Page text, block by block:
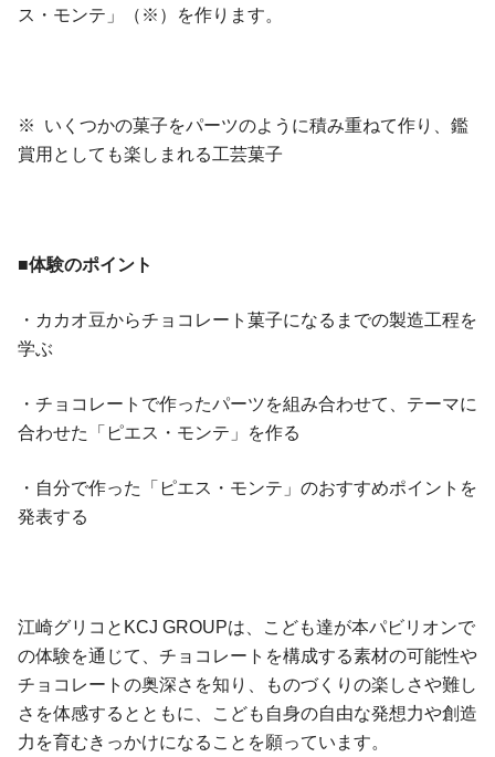
ス・モンテ」（※）を作ります。
※ いくつかの菓子をパーツのように積み重ねて作り、鑑
賞用としても楽しまれる工芸菓子
■体験のポイント
・カカオ豆からチョコレート菓子になるまでの製造工程を
学ぶ
・チョコレートで作ったパーツを組み合わせて、テーマに
合わせた「ピエス・モンテ」を作る
・自分で作った「ピエス・モンテ」のおすすめポイントを
発表する
江崎グリコとKCJ GROUPは、こども達が本パビリオンで
の体験を通じて、チョコレートを構成する素材の可能性や
チョコレートの奥深さを知り、ものづくりの楽しさや難し
さを体感するとともに、こども自身の自由な発想力や創造
力を育むきっかけになることを願っています。